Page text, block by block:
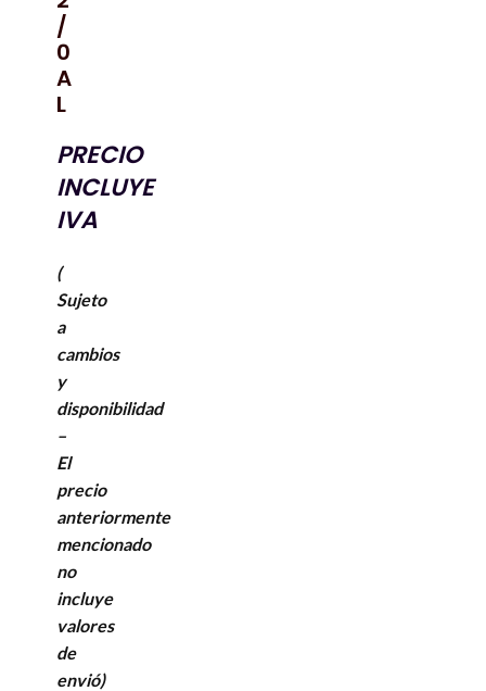
/
0
A
L
PRECIO
INCLUYE
IVA
(
Sujeto
a
cambios
y
disponibilidad
–
El
precio
anteriormente
mencionado
no
incluye
valores
de
envió)